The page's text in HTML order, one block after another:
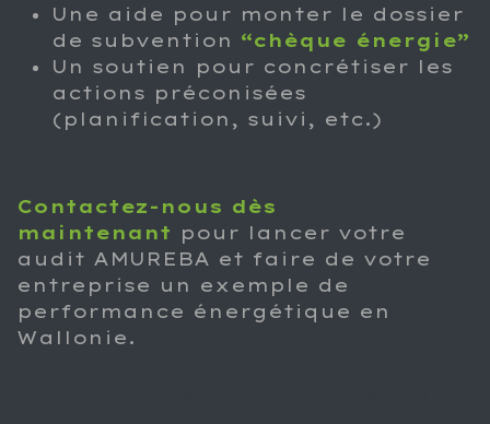
Une aide pour monter le dossier
de subvention “chèque énergie”
Un soutien pour concrétiser les
actions préconisées
(planification, suivi, etc.)
Contactez-nous dès
maintenant pour lancer votre
audit AMUREBA et faire de votre
entreprise un exemple de
performance énergétique en
Wallonie.